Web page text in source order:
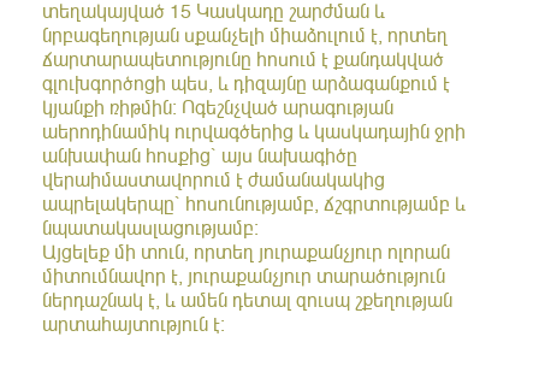
տեղակայված 15 Կասկադը շարժման և
նրբագեղության սքանչելի միաձուլում է, որտեղ
ճարտարապետությունը հոսում է քանդակված
գլուխգործոցի պես, և դիզայնը արձագանքում է
կյանքի ռիթմին: Ոգեշնչված արագության
աերոդինամիկ ուրվագծերից և կասկադային ջրի
անխափան հոսքից՝ այս նախագիծը
վերաիմաստավորում է ժամանակակից
ապրելակերպը՝ հոսունությամբ, ճշգրտությամբ և
նպատակասլացությամբ:
Այցելեք մի տուն, որտեղ յուրաքանչյուր ոլորան
միտումնավոր է, յուրաքանչյուր տարածություն
ներդաշնակ է, և ամեն դետալ զուսպ շքեղության
արտահայտություն է: